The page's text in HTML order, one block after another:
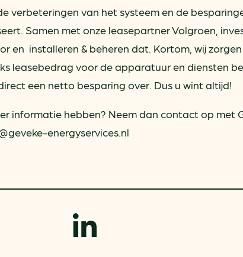
verbeteringen van het systeem en de
Samen met onze leasepartner Volgroen,
en installeren & beheren dat. Kortom, wij
leasebedrag voor de apparatuur en diensten
een netto besparing over. Dus u wint altijd!
informatie hebben? Neem dan contact op met
energyservices.nl